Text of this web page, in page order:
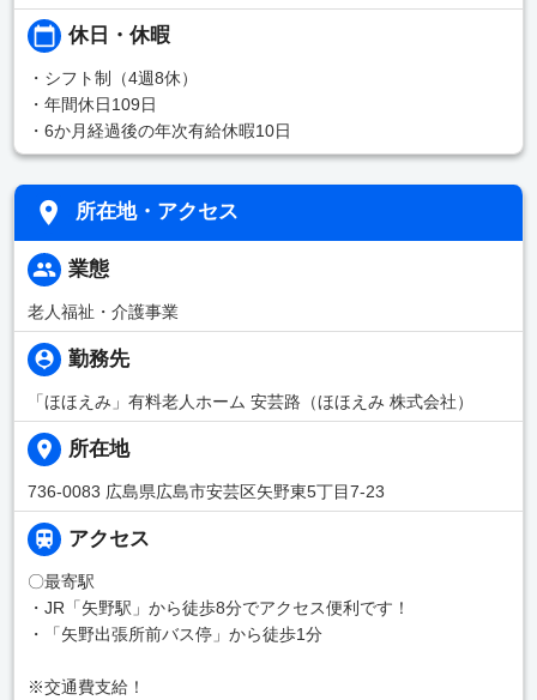
休日・休暇
・シフト制（4週8休）
・年間休日109日
・6か月経過後の年次有給休暇10日
所在地・アクセス
業態
老人福祉・介護事業
勤務先
「ほほえみ」有料老人ホーム 安芸路（ほほえみ 株式会社）
所在地
736-0083 広島県広島市安芸区矢野東5丁目7-23
アクセス
〇最寄駅
・JR「矢野駅」から徒歩8分でアクセス便利です！
・「矢野出張所前バス停」から徒歩1分
※交通費支給！